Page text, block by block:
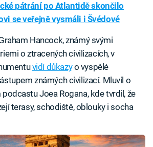
pátrání po Atlantidě skončilo
se veřejně vysmáli i Švédové
Hancock, známý svými
o ztracených civilizacích, v
vidí důkazyo vyspělé
známých civilizací. Mluvil o
Joea Rogana, kde tvrdil, že
terasy, schodiště, oblouky i socha